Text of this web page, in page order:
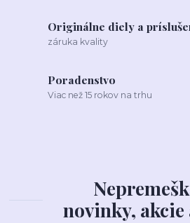
Originálne diely a
záruka kvality
Poradenstvo
Viac než 15 rokov na trhu
novinky, akcie